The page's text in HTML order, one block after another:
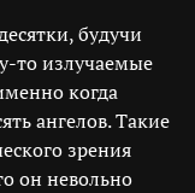
будучи
то излучаемые
когда
ангелов. Такие
зрения
он невольно